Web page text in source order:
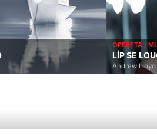
OPERETA /
LÍP SE
Andrew Lloyd